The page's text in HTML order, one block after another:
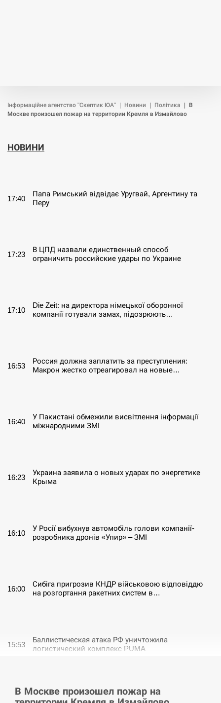
Інформаційне агентство "Скептик ЮА" Новини Політика
В
Москве произошел пожар на территории Кремля в Измайлово
НОВИНИ
17:40
Папа Римський відвідає Уругвай, Аргентину та
Перу
17:23
В ЦПД назвали единственный способ
ограничить российские удары по Украине
17:10
Die Zeit: на директора німецької оборонної
компанії готували замах, підозрюють…
16:53
Россия должна заплатить за преступления:
Макрон жестко отреагировал на новые…
16:40
У Пакистані обмежили висвітлення інформації
міжнародними ЗМІ
16:23
Украина заявила о новых ударах по энергетике
Крыма
16:10
У Росії вибухнув автомобіль голови компанії-
розробника дронів «Упир» – ЗМІ
16:00
Сибіга пригрозив КНДР військовою відповіддю
на розгортання ракетних систем в…
15:53
Баллистическая атака РФ уничтожила
логистический комплекс PUMA
15:40
У Німеччині удар блискавки розділив навпіл
В Москве произошел пожар на